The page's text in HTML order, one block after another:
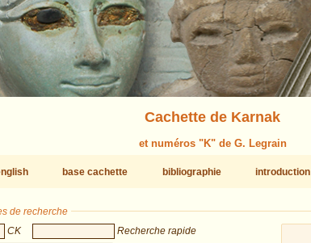
Cachette de Karnak
et numéros "K" de G. Legrain
base cachette bibliographie introduction
de recherche
CK
Recherche rapide